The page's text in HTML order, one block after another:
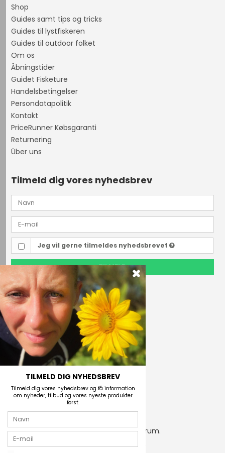
Shop
Guides samt tips og tricks
Guides til lystfiskeren
Guides til outdoor folket
Om os
Åbningstider
Guidet Fisketure
Handelsbetingelser
Persondatapolitik
Kontakt
PriceRunner Købsgaranti
Returnering
Über uns
Tilmeld dig vores nyhedsbrev
Jeg vil gerne tilmeldes nyhedsbrevet
TILMELD
Outdoor i Centrum
Perlegade 44
6400 Sønderborg, Danmark
Telefonnr.
(+45) 74 43 53 55
E-mail
2026 © Outdoor i Centrum.
TILMELD DIG NYHEDSBREV
Tilmeld dig vores nyhedsbrev og få information
om nyheder, tilbud og vores nyeste produkter
først.